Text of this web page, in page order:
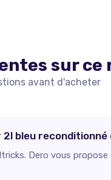
sur ce
avant d'acheter
bleu reconditionné
Dero vous